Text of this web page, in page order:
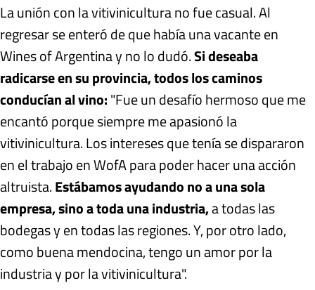
La unión con la vitivinicultura no fue casual. Al
regresar se enteró de que había una vacante en
Wines of Argentina y no lo dudó.Si deseaba
radicarse en su provincia, todos los caminos
conducían al vino:"Fue un desafío hermoso que me
encantó porque siempre me apasionó la
vitivinicultura. Los intereses que tenía se dispararon
en el trabajo en WofA para poder hacer una acción
altruista.Estábamos ayudando no a una sola
empresa, sino a toda una industria,a todas las
bodegas y en todas las regiones. Y, por otro lado,
como buena mendocina, tengo un amor por la
industria y por la vitivinicultura".